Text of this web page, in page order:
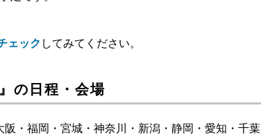
ェック してみてください。
の日程・会場
阪・福岡・宮城・神奈川・新潟・静岡・愛知・千葉